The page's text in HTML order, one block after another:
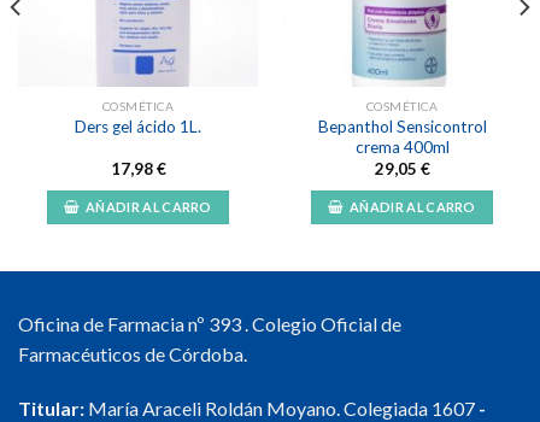
COSMÉTICA
Ders gel ácido 1L.
17,98€
AÑADIR AL CARRO
COSMÉTICA
Bepanthol Sensicontrol
crema 400ml
29,05 €
AÑADIR AL CARRO
Oficina de Farmacia nº 393 . Colegio Oficial de
Farmacéuticos de Córdoba.
Titular: María Araceli Roldán Moyano. Colegiada 1607 -